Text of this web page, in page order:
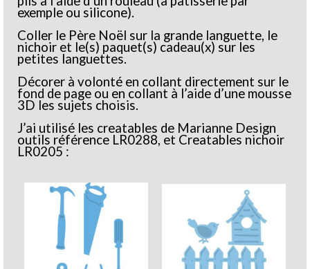
exemple ou silicone).
Coller le Père Noël sur la grande languette, le
nichoir et le(s) paquet(s) cadeau(x) sur les
petites languettes.
Décorer à volonté en collant directement sur le
fond de page ou en collant à l’aide d’une mousse
3D les sujets choisis.
J’ai utilisé les creatables de Marianne Design
outils référence LR0288, et Creatables nichoir
LR0205 :